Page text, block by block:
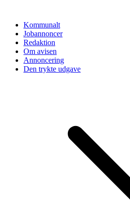
indholdKommunalt
Jobannoncer
Redaktion
Om avisen
Annoncering
Den trykte udgave